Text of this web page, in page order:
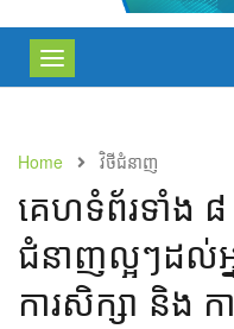
Toggle
navigation
Home វិថីជំនាញ
គេហទំព័រ​ទាំង​
ជំនាញ​ល្អៗ​ដល់​អ្
ការសិក្សា​ និង ​កា